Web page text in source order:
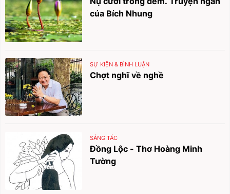
của Bích Nhung
SỰ KIỆN & BÌNH LUẬN
Chợt nghĩ về nghề
SÁNG TÁC
Đồng Lộc - Thơ Hoàng Minh
Tường